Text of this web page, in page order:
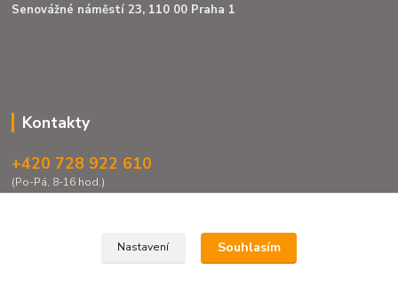
Senovážné náměstí 23, 110 00 Praha 1
Kontakty
+420 728 922 610
(Po-Pá, 8-16 hod.)
Nastavení Souhlasím